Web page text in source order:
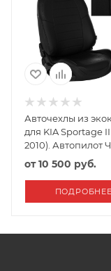
Авточехлы из
для KIA Sportage
2010). Автопилот
от10 500 руб.
ПОДРОБНЕЕ